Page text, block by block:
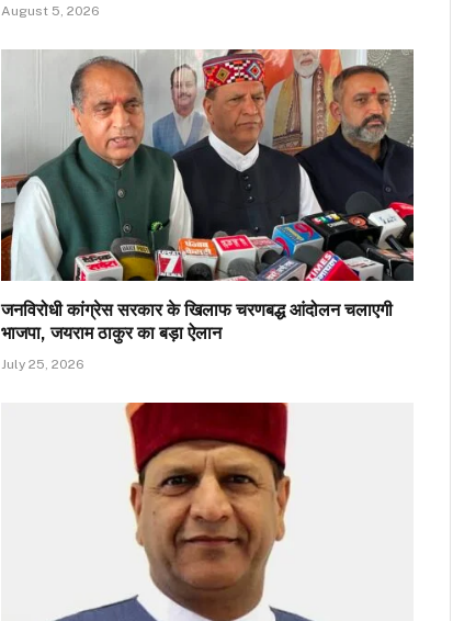
August 5, 2026
जनविरोधी कांग्रेस सरकार के खिलाफ चरणबद्ध आंदोलन चलाएगी
भाजपा, जयराम ठाकुर का बड़ा ऐलान
July 25, 2026